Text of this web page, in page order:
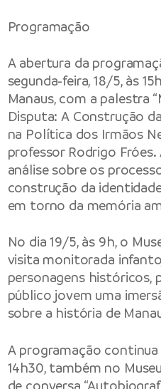
Programação
A abertura da
segunda-feira, 18/5, às
Manaus, com a palestra
Disputa: A Construção
na Política dos Irmãos
professor Rodrigo
análise sobre os
construção da
em torno da memória
No dia 19/5, às 9h, o
visita monitorada
personagens históricos,
público jovem uma
sobre a história de
A programação
14h30, também no